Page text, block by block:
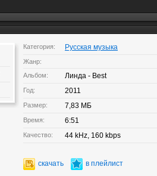
Категория: Русская музыка
Жанр:
Альбом:
Линда - Best
Год: 2011
Размер: 7,83 МБ
Время: 6:51
Качество: 44 kHz, 160 kbps
скачать в плейлист